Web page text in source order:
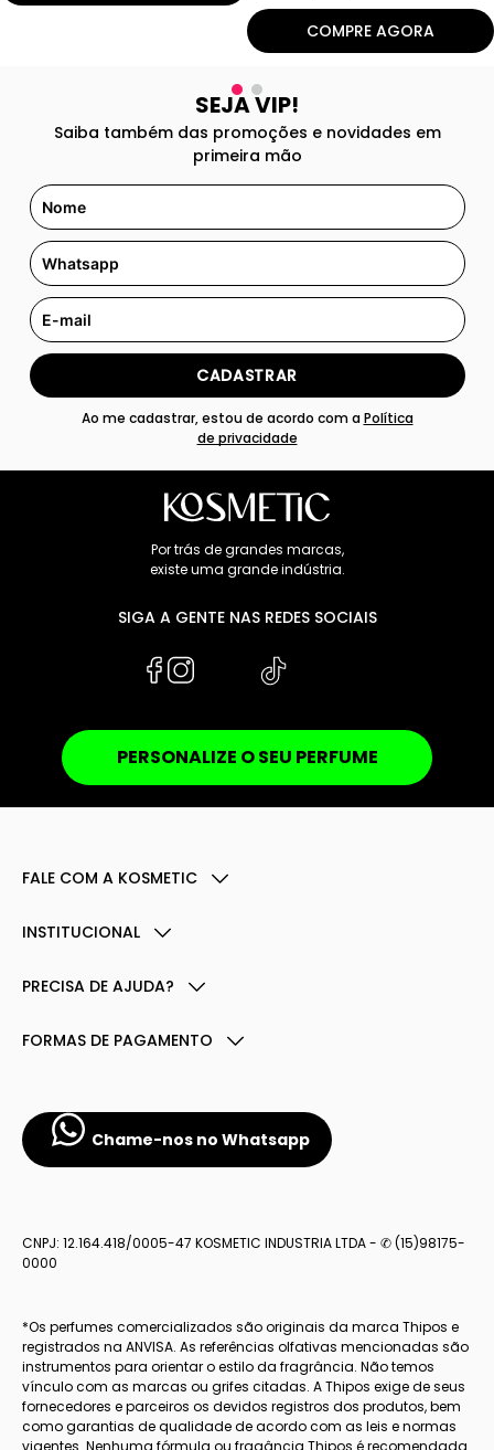
COMPRE AGORA
SEJA VIP!
Saiba também das promoções e novidades em
primeira mão
CADASTRAR
Ao me cadastrar, estou de acordo com aPolítica
de privacidade
Por trás de grandes marcas,
existe uma grande indústria.
SIGA A GENTE NAS REDES SOCIAIS
PERSONALIZE O SEU PERFUME
FALE COM A KOSMETIC
INSTITUCIONAL
PRECISA DE AJUDA?
FORMAS DE PAGAMENTO
Chame-nos no Whatsapp
CNPJ: 12.164.418/0005-47 KOSMETIC INDUSTRIA LTDA - ✆ (15)98175-
0000
*Os perfumes comercializados são originais da marca Thipos e
registrados na ANVISA. As referências olfativas mencionadas são
instrumentos para orientar o estilo da fragrância. Não temos
vínculo com as marcas ou grifes citadas. A Thipos exige de seus
fornecedores e parceiros os devidos registros dos produtos, bem
como garantias de qualidade de acordo com as leis e normas
vigentes. Nenhuma fórmula ou fragância Thipos é recomendada